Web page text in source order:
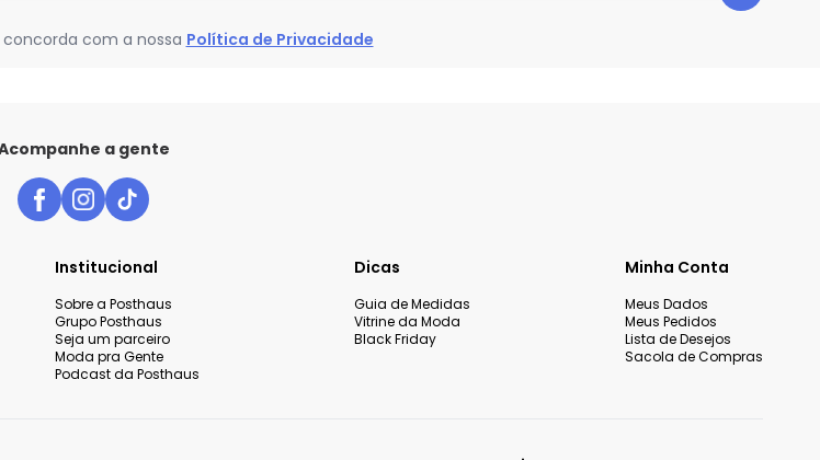
com a nossa Política de Privacidade
a gente
Institucional
Sobre a Posthaus
Grupo Posthaus
Seja um parceiro
Moda pra Gente
Podcast da Posthaus
Dicas
Guia de Medidas
Vitrine da Moda
Black Friday
Minha Conta
Meus Dados
Meus Pedidos
Lista de Desejos
Sacola de Compras